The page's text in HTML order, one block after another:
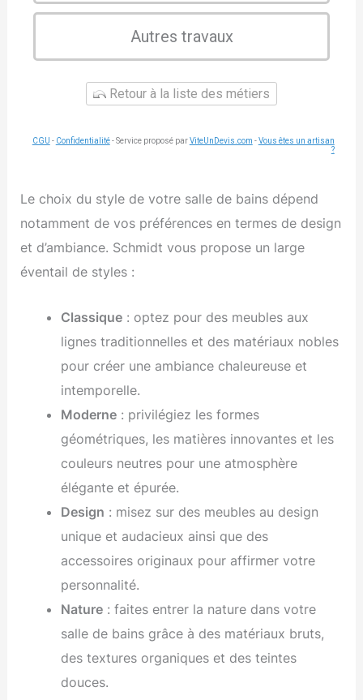
Autres travaux
Retour à la liste des métiers
CGU - Confidentialité- Service proposé parViteUnDevis.com -Vous êtes un artisan
?
Le choix du style de votre salle de bains dépend
notamment de vos préférences en termes de design
et d’ambiance. Schmidt vous propose un large
éventail de styles :
Classique: optez pour des meubles aux
lignes traditionnelles et des matériaux nobles
pour créer une ambiance chaleureuse et
intemporelle.
Moderne: privilégiez les formes
géométriques, les matières innovantes et les
couleurs neutres pour une atmosphère
élégante et épurée.
Design : misez sur des meubles au design
unique et audacieux ainsi que des
accessoires originaux pour affirmer votre
personnalité.
Nature: faites entrer la nature dans votre
salle de bains grâce à des matériaux bruts,
des textures organiques et des teintes
douces.